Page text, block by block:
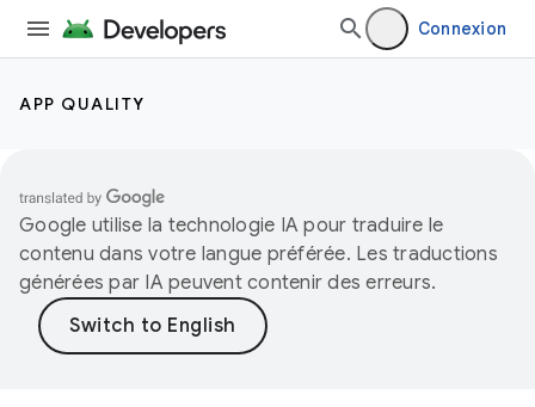
Connexion
APP QUALITY
Google utilise la technologie IA pour traduire le
contenu dans votre langue préférée. Les traductions
générées par IA peuvent contenir des erreurs.